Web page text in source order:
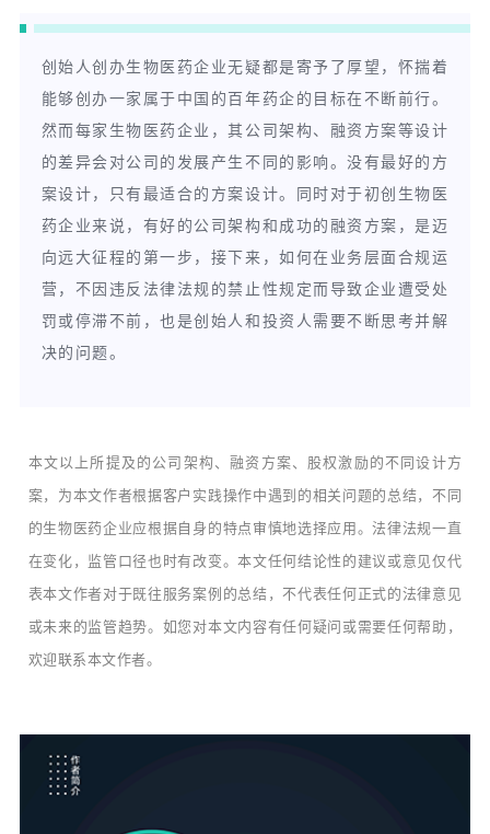
创始人创办生物医药企业无疑都是寄予了厚望，怀揣着
能够创办一家属于中国的百年药企的目标在不断前行。
然而每家生物医药企业，其公司架构、融资方案等设计
的差异会对公司的发展产生不同的影响。没有最好的方
案设计，只有最适合的方案设计。同时对于初创生物医
药企业来说，有好的公司架构和成功的融资方案，是迈
向远大征程的第一步，接下来，如何在业务层面合规运
营，不因违反法律法规的禁止性规定而导致企业遭受处
罚或停滞不前，也是创始人和投资人需要不断思考并解
决的问题。
本文以上所提及的公司架构、融资方案、股权激励的不同设计方
案，为本文作者根据客户实践操作中遇到的相关问题的总结，不同
的生物医药企业应根据自身的特点审慎地选择应用。法律法规一直
在变化，监管口径也时有改变。本文任何结论性的建议或意见仅代
表本文作者对于既往服务案例的总结，不代表任何正式的法律意见
或未来的监管趋势。 如您对本文内容有任何疑问或需要任何帮助，
欢迎联系本文作者。